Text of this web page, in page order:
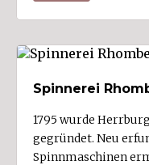
Fraxern
Fußach (3)
Gaschurn
Göfis (2)
Götzis (10)
Spinnerei
1795 wurde
gegründet. Neu
Spinnmaschinen